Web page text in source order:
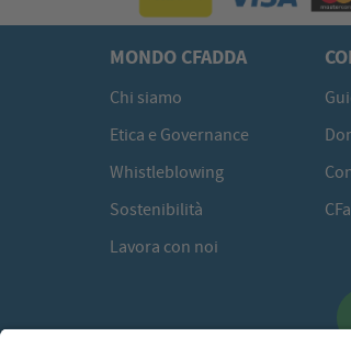
MONDO CFADDA
Chi siamo
Etica e Governance
Whistleblowing
Sostenibilità
Lavora con noi